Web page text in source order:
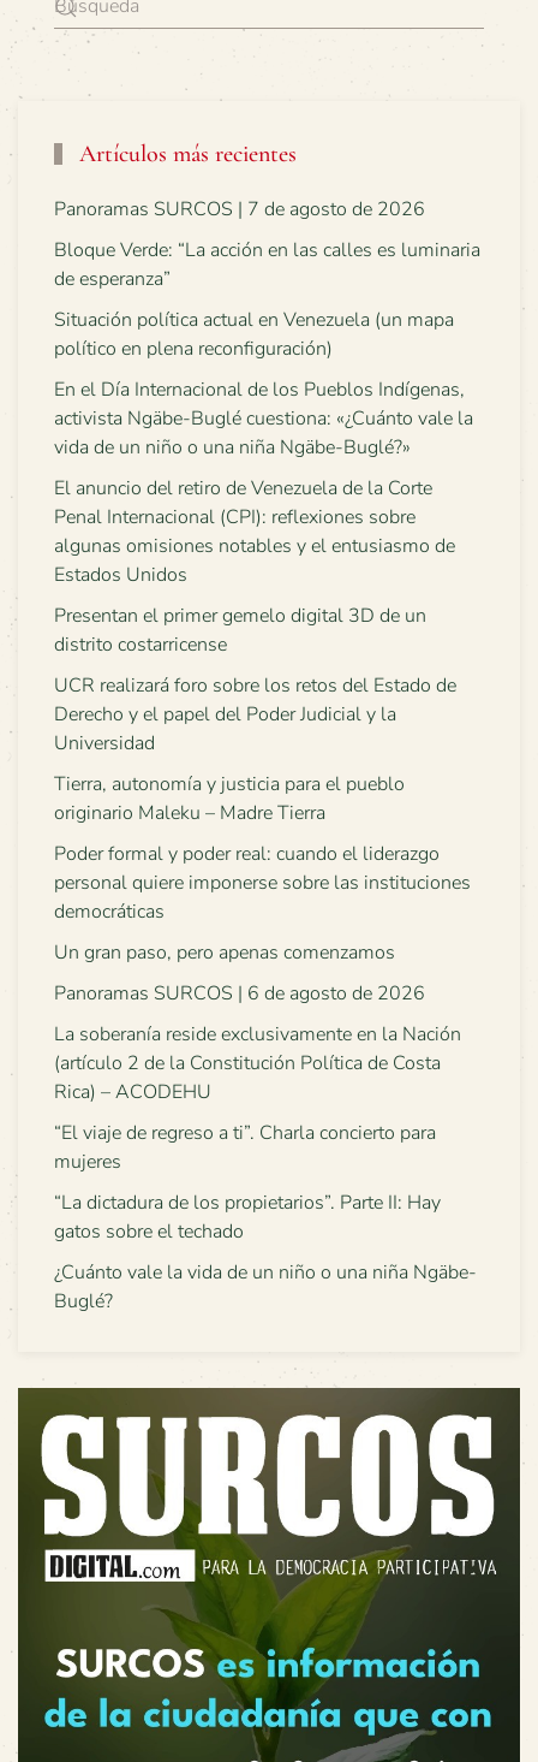
Artículos más recientes
Panoramas SURCOS | 7 de agosto de 2026
Bloque Verde: “La acción en las calles es luminaria
de esperanza”
Situación política actual en Venezuela (un mapa
político en plena reconfiguración)
En el Día Internacional de los Pueblos Indígenas,
activista Ngäbe-Buglé cuestiona: «¿Cuánto vale la
vida de un niño o una niña Ngäbe-Buglé?»
El anuncio del retiro de Venezuela de la Corte
Penal Internacional (CPI): reflexiones sobre
algunas omisiones notables y el entusiasmo de
Estados Unidos
Presentan el primer gemelo digital 3D de un
distrito costarricense
UCR realizará foro sobre los retos del Estado de
Derecho y el papel del Poder Judicial y la
Universidad
Tierra, autonomía y justicia para el pueblo
originario Maleku – Madre Tierra
Poder formal y poder real: cuando el liderazgo
personal quiere imponerse sobre las instituciones
democráticas
Un gran paso, pero apenas comenzamos
Panoramas SURCOS | 6 de agosto de 2026
La soberanía reside exclusivamente en la Nación
(artículo 2 de la Constitución Política de Costa
Rica) – ACODEHU
“El viaje de regreso a ti”. Charla concierto para
mujeres
“La dictadura de los propietarios”. Parte II: Hay
gatos sobre el techado
¿Cuánto vale la vida de un niño o una niña Ngäbe-
Buglé?